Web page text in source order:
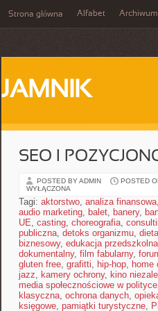
Strona główna Alfabet Archiwum
JAMNIK
SEO I
POSTED BY ADMIN POSTED
WYŁĄCZONA
Tagi: aktorstwo, analiza finansowa,
audio marketing, balet, banery,
UE, casting, choreografia,
publiczna, detoks organizmu,
biznesowy, edukacja przedszkolna
dokumentalny, film fabularny,
gluten free, grafitti, hip-hop, home
jazz, kamery ochrony, kino
media społecznościowe w polityce
klasyczna, ochrona danych,
księgowe, pamiątki turystyczne,